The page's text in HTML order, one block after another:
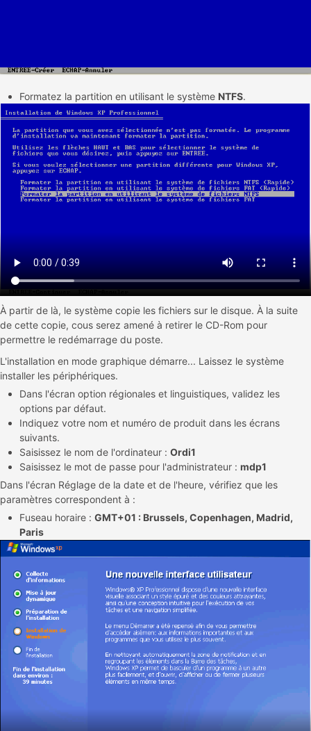
Formatez la partition en utilisant le système NTFS.
À partir de là, le système copie les fichiers sur le disque. À la suite
de cette copie, cous serez amené à retirer le CD-Rom pour
permettre le redémarrage du poste.
L'installation en mode graphique démarre... Laissez le système
installer les périphériques.
Dans l'écran option régionales et linguistiques, validez les
options par défaut.
Indiquez votre nom et numéro de produit dans les écrans
suivants.
Saisissez le nom de l'ordinateur : Ordi1
Saisissez le mot de passe pour l'administrateur : mdp1
Dans l'écran Réglage de la date et de l'heure, vérifiez que les
paramètres correspondent à :
Fuseau horaire : GMT+01 : Brussels, Copenhagen, Madrid,
Paris